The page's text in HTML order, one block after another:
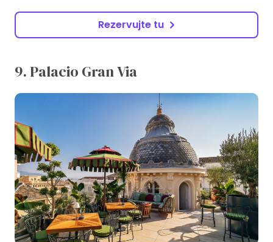
Rezervujte tu
9. Palacio Gran Via